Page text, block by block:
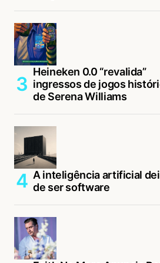
Heineken 0.0 “revalida”
ingressos de jogos
de Serena Williams
A inteligência artificial
de ser software